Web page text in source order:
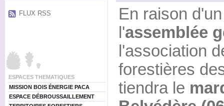
FLUX RSS
ESPACES THEMATIQUES
MISSION BOIS ÉNERGIE PACA
ESPACE DÉBROUSSAILLEMENT
En raison
l'assemblée
l'association
forestières
tiendra le